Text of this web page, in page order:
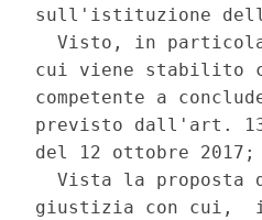
sull'istituzione della
Visto, in
cui viene
competente a
previsto dall'art.
del 12 ottobre 2017;
Vista la proposta
giustizia con cui,